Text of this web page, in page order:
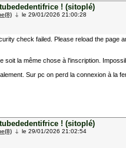
! (sitoplé)
le 29/01/2026 21:00:28
check failed. Please reload the page
soit la même chose à l'inscription.
Sur pc on perd la connexion à la
! (sitoplé)
le 29/01/2026 21:02:54